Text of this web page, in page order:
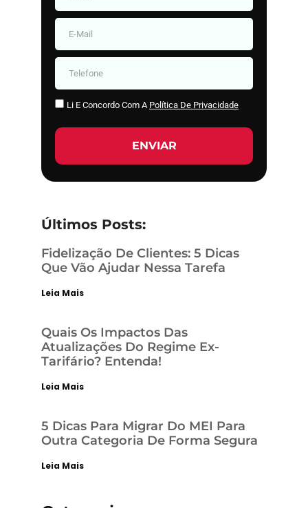
Li E Concordo Com A Política De Privacidade
ENVIAR
Últimos Posts:
Fidelização De Clientes: 5 Dicas
Que Vão Ajudar Nessa Tarefa
Leia Mais
Quais Os Impactos Das
Atualizações Do Regime Ex-
Tarifário? Entenda!
Leia Mais
5 Dicas Para Migrar Do MEI Para
Outra Categoria De Forma Segura
Leia Mais